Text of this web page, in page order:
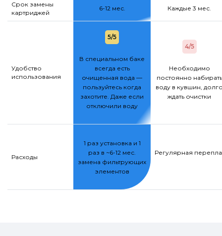
Срок замены
картриджей
6-12 мес. Каждые 3 мес.
Удобство
использования
5/5
В специальном баке
всегда есть
очищенная вода —
пользуйтесь когда
захотите. Даже если
отключили воду
4/5
Необходимо
постоянно набирать
воду в кувшин,
ждать очистки
Расходы
1 раз установка и 1
раз в ~6-12 мес.
замена фильтрующих
элементов
Регулярная